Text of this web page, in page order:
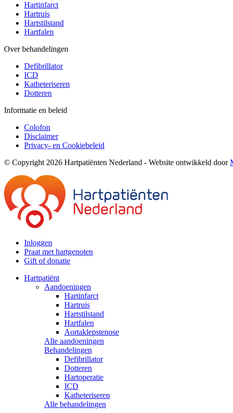
Hartinfarct
Hartruis
Hartstilstand
Hartfalen
Over behandelingen
Defibrillator
ICD
Katheteriseren
Dotteren
Informatie en beleid
Colofon
Disclaimer
Privacy- en Cookiebeleid
© Copyright 2026 Hartpatiënten Nederland - Website ontwikkeld door
Inloggen
Praat met hartgenoten
Gift of donatie
Hartpatiënt
Aandoeningen
Hartinfarct
Hartruis
Hartstilstand
Hartfalen
Aortaklepstenose
Alle aandoeningen
Behandelingen
Defibrillator
Dotteren
Hartoperatie
ICD
Katheteriseren
Alle behandelingen